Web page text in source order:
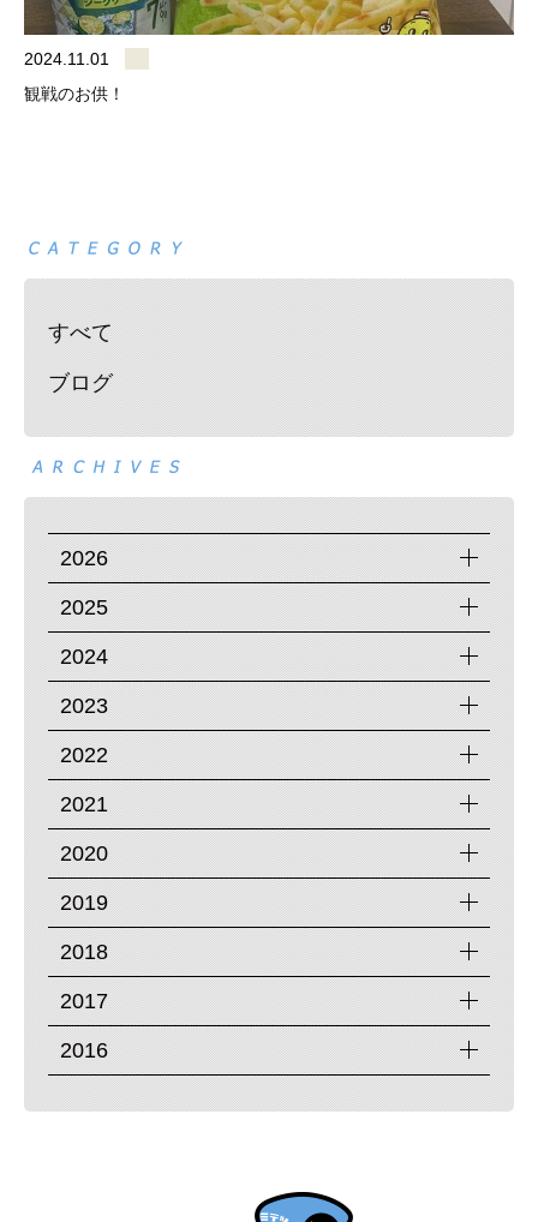
2024.11.01
観戦のお供！
すべて
ブログ
2026
2025
2024
2023
2022
2021
2020
2019
2018
2017
2016